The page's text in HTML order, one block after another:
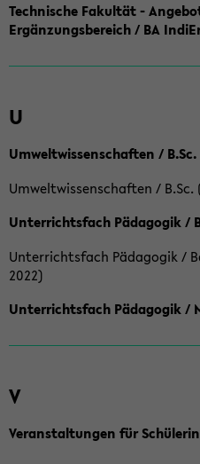
Technische Fakultät -
Ergänzungsbereich / BA
U
Umweltwissenschaften / B.Sc.
Umweltwissenschaften / B.Sc.
Unterrichtsfach Pädagogik /
Unterrichtsfach Pädagogik /
2022)
Unterrichtsfach Pädagogik /
V
Veranstaltungen für